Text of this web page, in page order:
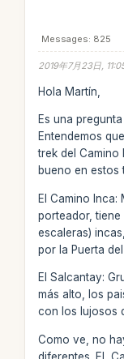
Messages: 825
2019年7月23日,
Hola Martín,
Es una
Entendemos
trek del Camino
bueno en estos
El Camino Inca:
porteador, tiene
escaleras)
por la Puerta
El Salcantay:
más alto, los
con los lujosos
Como ve, no
diferentes. EL